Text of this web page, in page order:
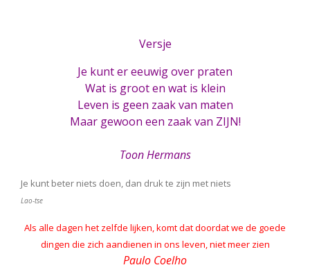
Versje
Je kunt er eeuwig over praten
Wat is groot en wat is klein
Leven is geen zaak van maten
Maar gewoon een zaak van ZIJN!
Toon Hermans
Je kunt beter niets doen, dan druk te zijn met niets
Lao-tse
Als alle dagen het zelfde lijken, komt dat doordat we de goede
dingen die zich aandienen in ons leven, niet meer zien
Paulo Coelho